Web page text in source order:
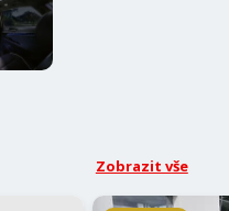
Zobrazit vše